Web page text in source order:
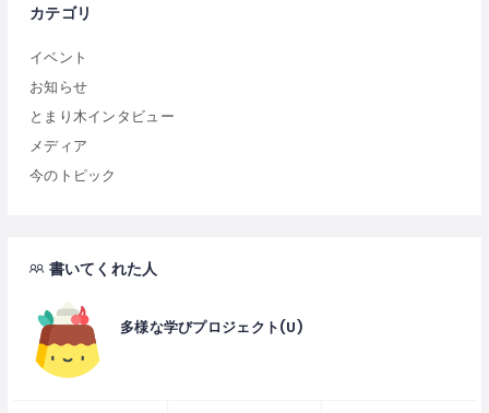
カテゴリ
イベント
お知らせ
とまり木インタビュー
メディア
今のトピック
書いてくれた人
多様な学びプロジェクト(U)